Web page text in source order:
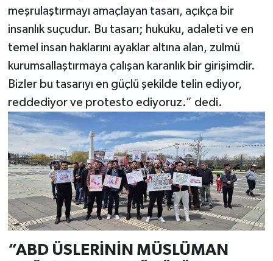
meşrulaştırmayı amaçlayan tasarı, açıkça bir
insanlık suçudur. Bu tasarı; hukuku, adaleti ve en
temel insan haklarını ayaklar altına alan, zulmü
kurumsallaştırmaya çalışan karanlık bir girişimdir.
Bizler bu tasarıyı en güçlü şekilde telin ediyor,
reddediyor ve protesto ediyoruz.” dedi.
“ABD ÜSLERİNİN MÜSLÜMAN